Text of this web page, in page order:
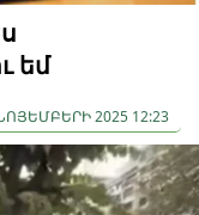
եմ
2025 12:23